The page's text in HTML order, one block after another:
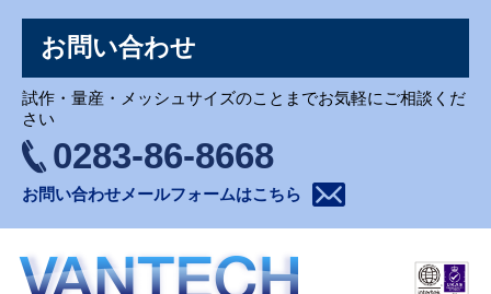
お問い合わせ
試作・量産・メッシュサイズのことまでお気軽にご相談くだ
さい
0283-86-8668
お問い合わせメールフォームはこちら